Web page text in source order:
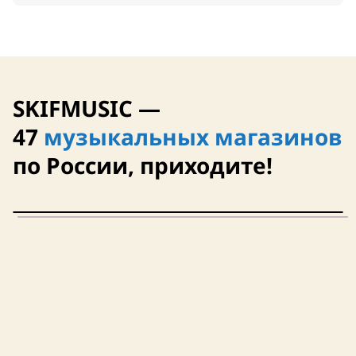
SKIFMUSIC —
47 музыкальных магазинов
по России, приходите!